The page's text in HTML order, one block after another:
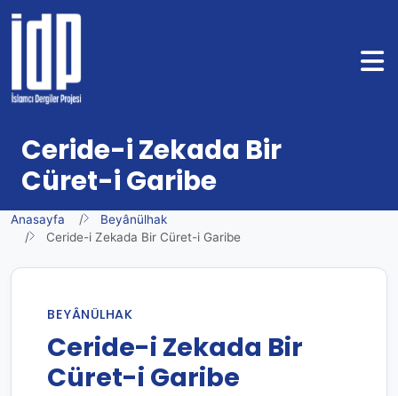
Ceride-i Zekada Bir
Cüret-i Garibe
Anasayfa
Beyânülhak
Ceride-i Zekada Bir Cüret-i Garibe
BEYÂNÜLHAK
Ceride-i Zekada Bir
Cüret-i Garibe